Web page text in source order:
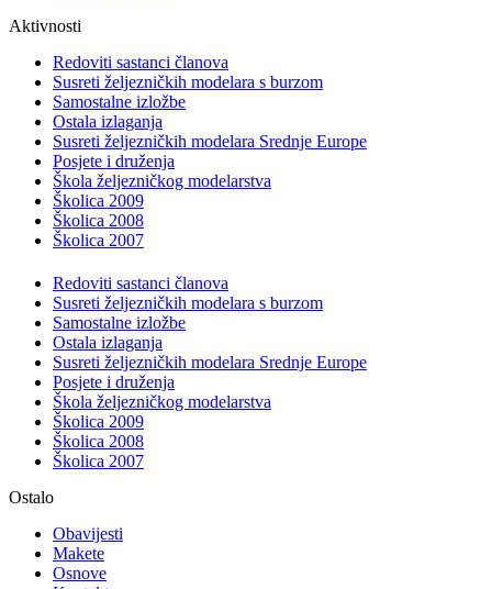
Aktivnosti
Redoviti sastanci članova
Susreti željezničkih modelara s burzom
Samostalne izložbe
Ostala izlaganja
Susreti željezničkih modelara Srednje Europe
Posjete i druženja
Škola željezničkog modelarstva
Školica 2009
Školica 2008
Školica 2007
Redoviti sastanci članova
Susreti željezničkih modelara s burzom
Samostalne izložbe
Ostala izlaganja
Susreti željezničkih modelara Srednje Europe
Posjete i druženja
Škola željezničkog modelarstva
Školica 2009
Školica 2008
Školica 2007
Ostalo
Obavijesti
Makete
Osnove